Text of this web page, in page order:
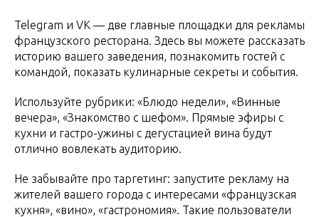
Telegram и VK — две главные площадки для рекламы
французского ресторана. Здесь вы можете рассказать
историю вашего заведения, познакомить гостей с
командой, показать кулинарные секреты и события.
Используйте рубрики: «Блюдо недели», «Винные
вечера», «Знакомство с шефом». Прямые эфиры с
кухни и гастро-ужины с дегустацией вина будут
отлично вовлекать аудиторию.
Не забывайте про таргетинг: запустите рекламу на
жителей вашего города с интересами «французская
кухня», «вино», «гастрономия». Такие пользователи